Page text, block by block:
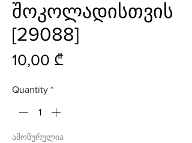
შოკოლადისთვის
[29088]
10,00 ₾
Quantity *
ამოწურულია